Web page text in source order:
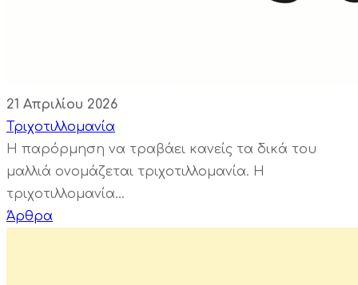
21 Απριλίου 2026
Τριχοτιλλομανία
Η παρόρμηση να τραβάει κανείς τα δικά του
μαλλιά ονομάζεται τριχοτιλλομανία. Η
τριχοτιλλομανία...
Άρθρα